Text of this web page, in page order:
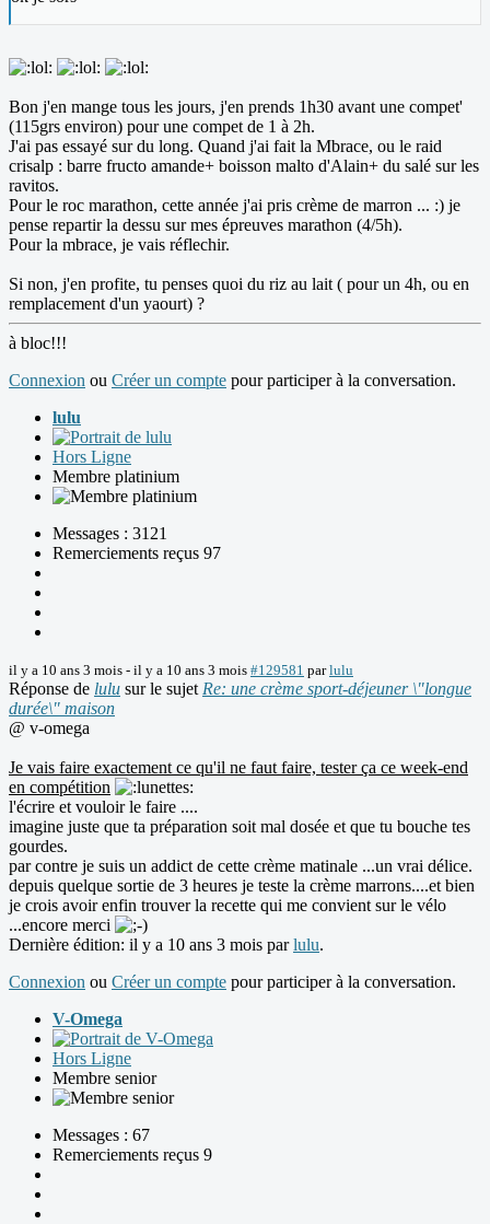
Bon j'en mange tous les jours, j'en prends 1h30 avant une compet'
(115grs environ) pour une compet de 1 à 2h.
J'ai pas essayé sur du long. Quand j'ai fait la Mbrace, ou le raid
crisalp : barre fructo amande+ boisson malto d'Alain+ du salé sur les
ravitos.
Pour le roc marathon, cette année j'ai pris crème de marron ... :) je
pense repartir la dessu sur mes épreuves marathon (4/5h).
Pour la mbrace, je vais réflechir.
Si non, j'en profite, tu penses quoi du riz au lait ( pour un 4h, ou en
remplacement d'un yaourt) ?
à bloc!!!
Connexion ou Créer un compte pour participer à la conversation.
lulu
Hors Ligne
Membre platinium
Messages : 3121
Remerciements reçus 97
il y a 10 ans 3 mois - il y a 10 ans 3 mois #129581 parlulu
Réponse de lulu sur le sujet Re: une crème sport-déjeuner \"longue
durée\" maison
@ v-omega
Je vais faire exactement ce qu'il ne faut faire, tester ça ce week-end
en compétition
l'écrire et vouloir le faire ....
imagine juste que ta préparation soit mal dosée et que tu bouche tes
gourdes.
par contre je suis un addict de cette crème matinale ...un vrai délice.
depuis quelque sortie de 3 heures je teste la crème marrons....et bien
je crois avoir enfin trouver la recette qui me convient sur le vélo
...encore merci
Dernière édition: il y a 10 ans 3 mois parlulu.
Connexion ou Créer un compte pour participer à la conversation.
V-Omega
Hors Ligne
Membre senior
Messages : 67
Remerciements reçus 9